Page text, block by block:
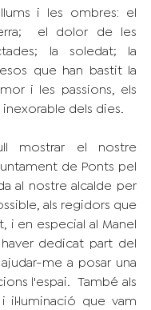
i les ombres: el
el dolor de les
la soledat; la
que han bastit la
i les passions, els
dels dies.
mostrar el nostre
de Ponts pel
al nostre alcalde per
als regidors que
i en especial al Manel
dedicat part del
me a posar una
l'espai.  També als
que vam